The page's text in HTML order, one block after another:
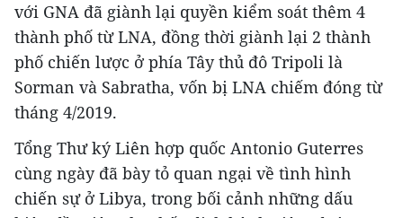
với GNA đã giành lại quyền kiểm soát thêm 4
thành phố từ LNA, đồng thời giành lại 2 thành
phố chiến lược ở phía Tây thủ đô Tripoli là
Sorman và Sabratha, vốn bị LNA chiếm đóng từ
tháng 4/2019.
Tổng Thư ký Liên hợp quốc Antonio Guterres
cùng ngày đã bày tỏ quan ngại về tình hình
chiến sự ở Libya, trong bối cảnh những dấu